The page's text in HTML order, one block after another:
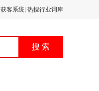
获客系统| 热搜行业词库
搜 索